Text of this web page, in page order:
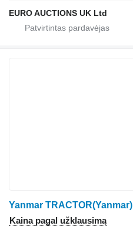
EURO AUCTIONS UK Ltd
Yanmar TRACTOR(Yanmar)
Kaina pagal užklausimą